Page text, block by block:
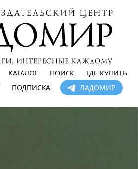
КАТАЛОГ ПОИСК
ГДЕ КУПИТЬ
ПОДПИСКА ЛАДОМИР